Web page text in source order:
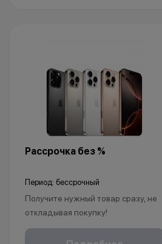
Рассрочка без %
Период: бессрочный
Получите нужный товар сразу, не
откладывая покупку!
Рассрочка без % доступна для
клиентов от 18 лет на срок до 24